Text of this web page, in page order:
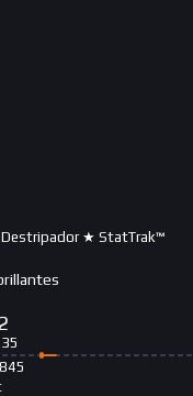
Destripador ★ StatTrak™